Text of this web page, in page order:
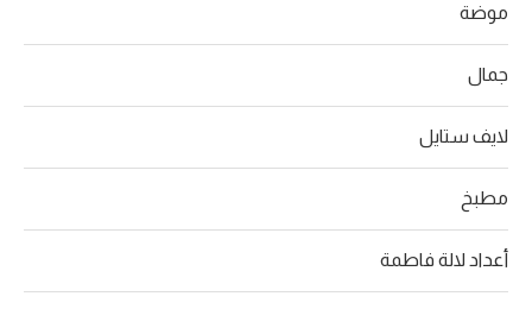
موضة
جمال
لايف ستايل
مطبخ
أعداد لالة فاطمة